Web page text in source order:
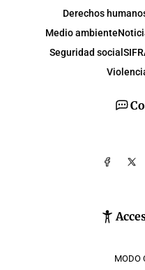
MODO
Derechos
Medio ambiente
Seguridad social